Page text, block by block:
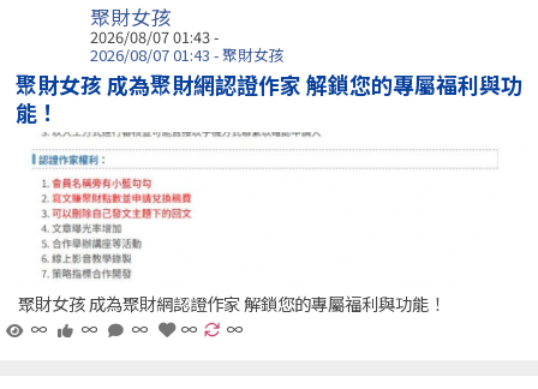
聚財女孩
2026/08/07 01:43 -
2026/08/07 01:43 - 聚財女孩
聚財女孩 成為聚財網認證作家 解鎖您的專屬福利與功
能！
聚財女孩 成為聚財網認證作家 解鎖您的專屬福利與功能！
∞
∞ ∞ ∞ ∞